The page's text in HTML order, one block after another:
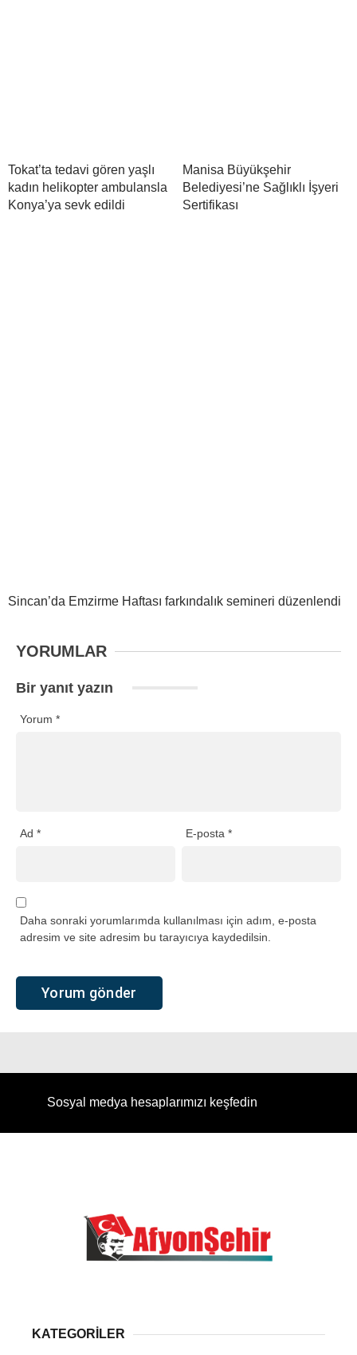
Tokat’ta tedavi gören yaşlı
kadın helikopter ambulansla
Konya’ya sevk edildi
Manisa Büyükşehir
Belediyesi’ne Sağlıklı İşyeri
Sertifikası
Sincan’da Emzirme Haftası farkındalık semineri düzenlendi
YORUMLAR
Bir yanıt yazın
Yorum *
Ad * E-posta*
Daha sonraki yorumlarımda kullanılması için adım, e-posta
adresim ve site adresim bu tarayıcıya kaydedilsin.
Sosyal medya hesaplarımızı keşfedin
KATEGORİLER